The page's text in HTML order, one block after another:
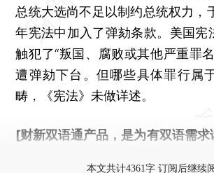
总统大选尚不足以制约总统权力，
年宪法中加入了弹劾条款。美国宪
触犯了“叛国、腐败或其他严重罪
遭弹劾下台。但哪些具体罪行属
畴，《宪法》未做详述。
[财新双语通产品，是为有双语需求
本文共计4361字 订阅后继续